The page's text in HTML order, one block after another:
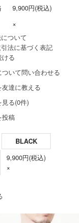
9,900円(税込)
×
について
引法に基づく表記
ける
ついて問い合わせる
友達に教える
見る(0件)
投稿
BLACK
9,900円(税込)
×